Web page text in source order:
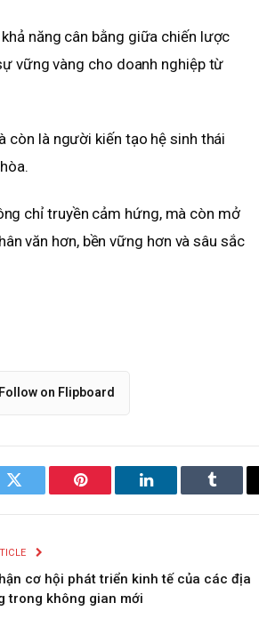
năng cân bằng giữa chiến lược
vững vàng cho doanh nghiệp từ
còn là người kiến tạo hệ sinh thái
chỉ truyền cảm hứng, mà còn mở
văn hơn, bền vững hơn và sâu sắc
Follow on Flipboard
Twitter Pinterest LinkedIn Tumblr
cơ hội phát triển kinh tế của các địa
trong không gian mới